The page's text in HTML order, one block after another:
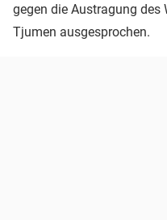
gegen die Austragung des
Tjumen ausgesprochen.